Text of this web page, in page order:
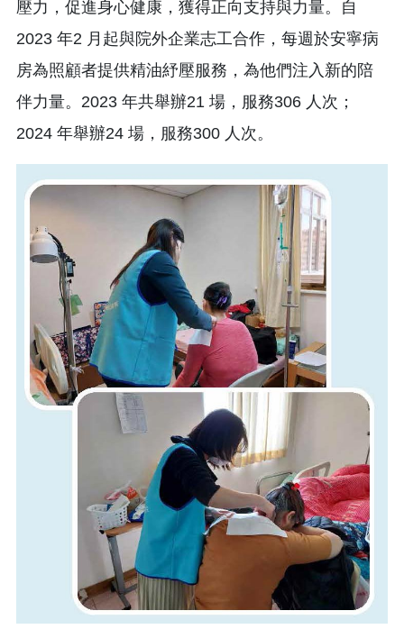
壓力，促進身心健康，獲得正向支持與力量。自
2023 年2 月起與院外企業志工合作，每週於安寧病
房為照顧者提供精油紓壓服務，為他們注入新的陪
伴力量。2023 年共舉辦21 場，服務306 人次；
2024 年舉辦24 場，服務300 人次。